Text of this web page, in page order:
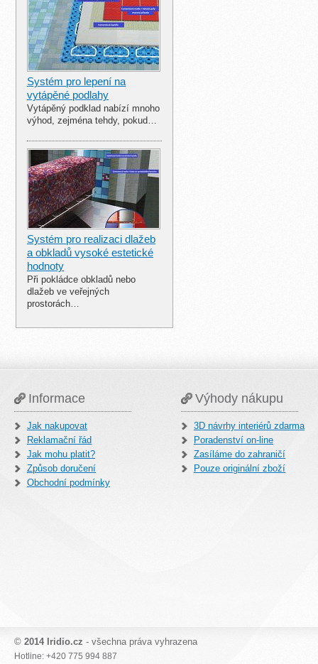
Systém pro lepení na
vytápěné podlahy
Vytápěný podklad nabízí mnoho
výhod, zejména tehdy, pokud…
Systém pro realizaci dlažeb
a obkladů vysoké estetické
hodnoty
Při pokládce obkladů nebo
dlažeb ve veřejných
prostorách…
Informace
Jak nakupovat
Reklamační řád
Jak mohu platit?
Způsob doručení
Obchodní podmínky
Výhody nákupu
3D návrhy interiérů zdarma
Poradenství on-line
Zasíláme do zahraničí
Pouze originální zboží
© 2014 Iridio.cz - všechna práva vyhrazena
Hotline: +420 775 994 887